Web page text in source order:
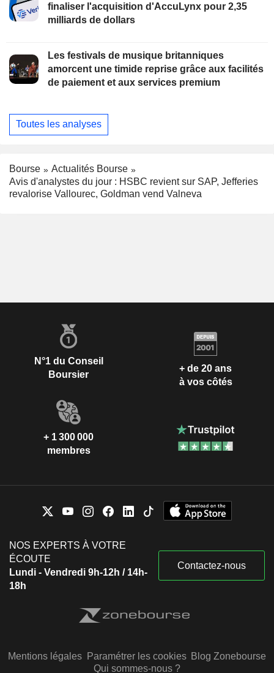
finaliser l'acquisition d'AccuLynx pour 2,35
milliards de dollars
Les festivals de musique britanniques
amorcent une timide reprise grâce aux facilités
de paiement et aux services premium
Toutes les analyses
Bourse
Actualités Bourse
Avis d'analystes du jour : HSBC revient sur SAP, Jefferies
revalorise Vallourec, Goldman vend Valneva
N°1 du Conseil
Boursier
+ de 20 ans
à vos côtés
+ 1 300 000
membres
NOS EXPERTS À VOTRE
ÉCOUTE
Lundi - Vendredi 9h-12h / 14h-
18h
Contactez-nous
Mentions légales Paramétrer les cookies Blog Zonebourse
Qui sommes-nous ?